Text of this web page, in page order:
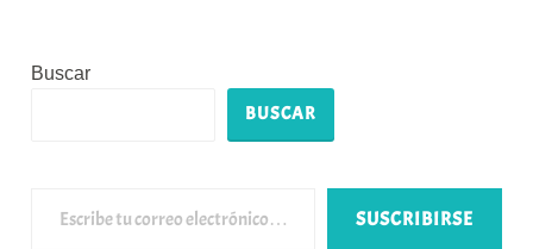
Buscar
BUSCAR
SUSCRIBIRSE